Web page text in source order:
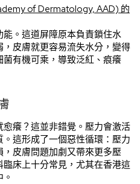
of Dermatology, AAD) 的
能。這道屏障原本負責鎖住水
皮膚就更容易流失水分，變得
有機可乘，導致泛紅、痕癢
癢？這並非錯覺。壓力會激活
這形成了一個惡性循環：壓力
皮膚問題加劇又帶來更多壓
床上十分常見，尤其在香港這